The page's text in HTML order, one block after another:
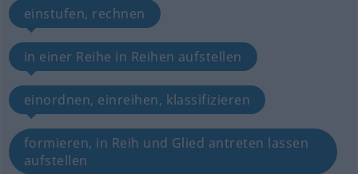
einstufen, rechnen
in einer Reihe in Reihen aufstellen
einordnen, einreihen, klassifizieren
formieren, in Reih und Glied antreten lassen
aufstellen